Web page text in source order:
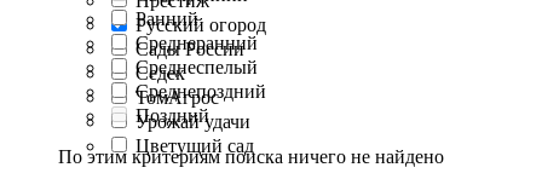
Русский огород
Сады России
Седек
ТомАгрос
Урожай удачи
Цветущий сад
Ранний
Среднеранний
Среднеспелый
Среднепоздний
Поздний
По этим критериям поиска ничего не найдено